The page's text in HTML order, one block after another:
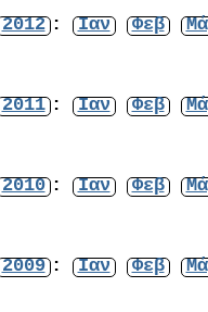
2012 : Ιαν Φεβ
2011 : Ιαν Φεβ
2010 : Ιαν Φεβ
2009 : Ιαν Φεβ